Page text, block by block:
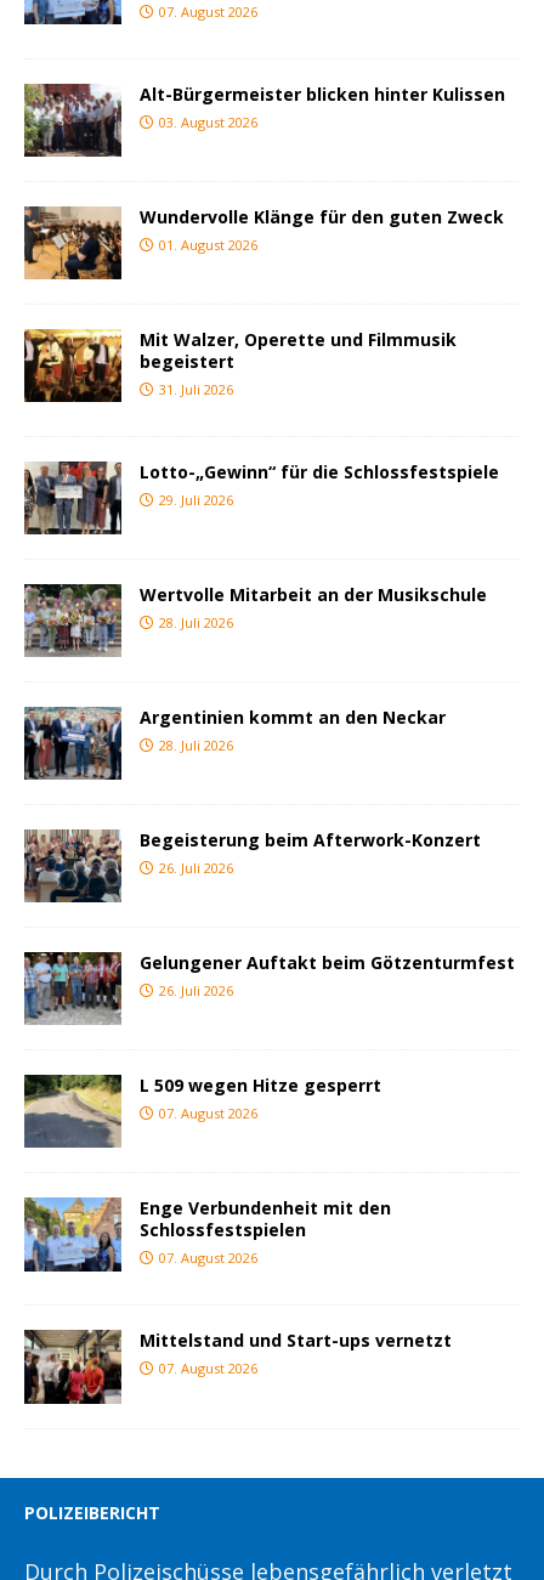
07. August 2026
Alt-Bürgermeister blicken hinter Kulissen
03. August 2026
Wundervolle Klänge für den guten Zweck
01. August 2026
Mit Walzer, Operette und Filmmusik
begeistert
31. Juli 2026
Lotto-„Gewinn“ für die Schlossfestspiele
29. Juli 2026
Wertvolle Mitarbeit an der Musikschule
28. Juli 2026
Argentinien kommt an den Neckar
28. Juli 2026
Begeisterung beim Afterwork-Konzert
26. Juli 2026
Gelungener Auftakt beim Götzenturmfest
26. Juli 2026
L 509 wegen Hitze gesperrt
07. August 2026
Enge Verbundenheit mit den
Schlossfestspielen
07. August 2026
Mittelstand und Start-ups vernetzt
07. August 2026
POLIZEIBERICHT
Durch Polizeischüsse lebensgefährlich verletzt